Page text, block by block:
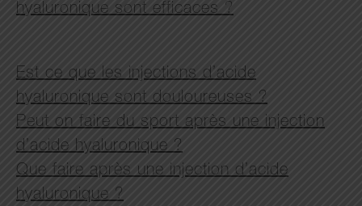
hyaluronique sont efficaces ?
Est ce que les injections d’acide
hyaluronique sont douloureuses ?
Peut on faire du sport après une injection
d’acide hyaluronique ?
Que faire après une injection d’acide
hyaluronique ?